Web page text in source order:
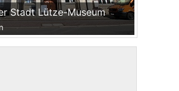
Stadt Lütze-Museum